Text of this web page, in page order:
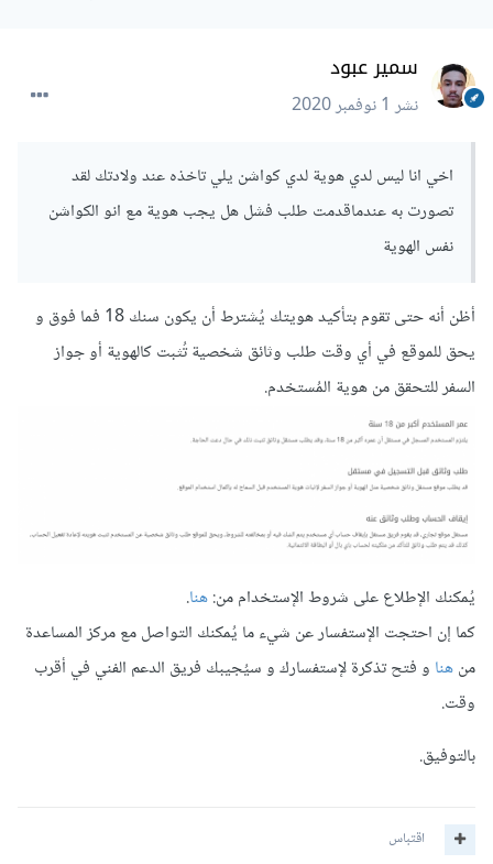
سمير عبود
نشر1 نوفمبر 2020
اخي انا ليس لدي هوية لدي كواشن يلي تاخذه عند ولادتك لقد
تصورت به عندماقدمت طلب فشل هل يجب هوية مع انو الكواشن
نفس الهوية
أظن أنه حتى تقوم بتأكيد هويتك يُشترط أن يكون سنك 18 فما فوق و
يحق للموقع في أي وقت طلب وثائق شخصية تُثبت كالهوية أو جواز
السفر للتحقق من هوية المُستخدم.
يُمكنك الإطلاع على شروط الإستخدام من:هنا.
كما إن احتجت الإستفسار عن شيء ما يُمكنك التواصل مع مركز المساعدة
منهناو فتح تذكرة لإستفسارك و سيُجيبك فريق الدعم الفني في أقرب
وقت.
بالتوفيق.
اقتباس